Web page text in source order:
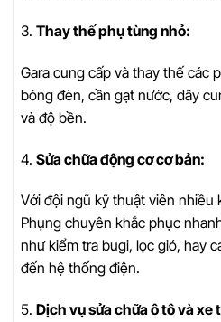
3. Thay thế phụ tùng nhỏ:
Gara cung cấp và thay thế các
bóng đèn, cần gạt nước, dây
và độ bền.
4. Sửa chữa động cơ cơ bản:
Với đội ngũ kỹ thuật viên nhiều
Phụng chuyên khắc phục
như kiểm tra bugi, lọc gió, hay
đến hệ thống điện.
5. Dịch vụ sửa chữa ô tô và xe